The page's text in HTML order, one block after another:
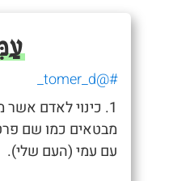
#@tomer_d_
1. כינוי לאדם
מבטאים כמו שם
עם עמי (העם שלי).